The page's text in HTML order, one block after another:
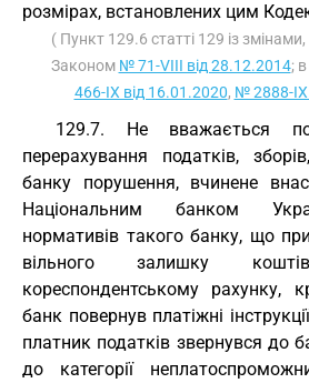
розмірах, встановлених цим
( Пункт 129.6 статті 129 із
Законом № 71-VIII від 28.12.2014; в
466-IX від 16.01.2020, № 2888-IX
129.7. Не вважається
перерахування податків,
банку порушення, вчинене
Національним банком
нормативів такого банку, що
вільного залишку
кореспондентському рахунку,
банк повернув платіжні
платник податків звернувся до
до категорії